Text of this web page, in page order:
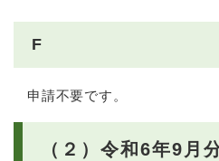
F
申請不要です。
（２）令和6年9月